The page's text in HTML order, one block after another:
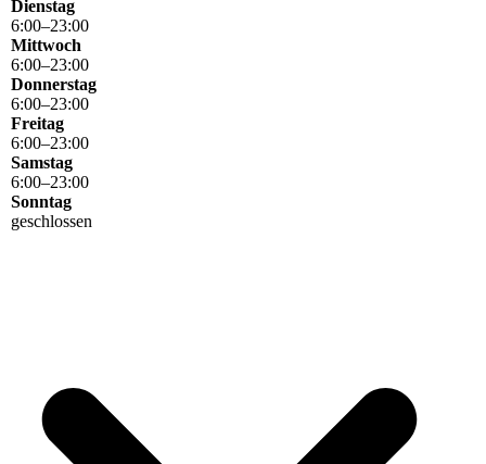
Dienstag
6:00–23:00
Mittwoch
6:00–23:00
Donnerstag
6:00–23:00
Freitag
6:00–23:00
Samstag
6:00–23:00
Sonntag
geschlossen